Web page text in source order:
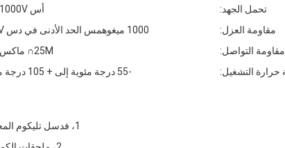
تحمل الجهد:
أس 1000V رمز
مقاومة العزل:
1000 ميغوهمس الحد الأدنى في دس 500V
مقاومة التواصل:
25M∩ ماكس ماتد
حرارة التشغيل:
-55 درجة مئوية إلى + 105 درجة مئوية
1، فدسل تليكوم المعدات